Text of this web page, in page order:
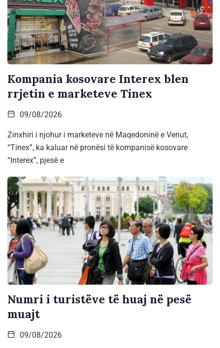
Kompania kosovare Interex blen
rrjetin e marketeve Tinex
09/08/2026
Zinxhiri i njohur i marketeve në Maqedoninë e Veriut,
“Tinex”, ka kaluar në pronësi të kompanisë kosovare
“Interex”, pjesë e
Numri i turistëve të huaj në pesë
muajt
09/08/2026